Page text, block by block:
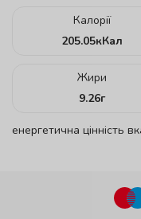
Калорії
205.05кКал
Жири
9.26г
енергетична цінність